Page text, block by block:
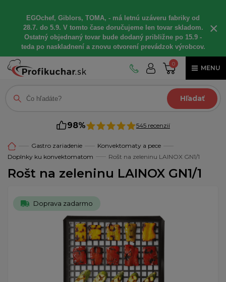
EGOchef, Giblors, TOMA, - má letnú uzáveru fabriky od
28.7. do 5.9. V tomto čase doručujeme len tovar skladom.
Ostatný objednaný tovar bude dodaný približne po 15.9 -
teda po naskladnení a znovu otvorení prevádzok výrobcov.
×
0
MENU
Hľadať
98% 545 recenzií
Gastro zariadenie
Konvektomaty a pece
Doplnky ku konvektomatom
Rošt na zeleninu LAINOX GN1/1
Rošt na zeleninu LAINOX GN1/1
Doprava zadarmo